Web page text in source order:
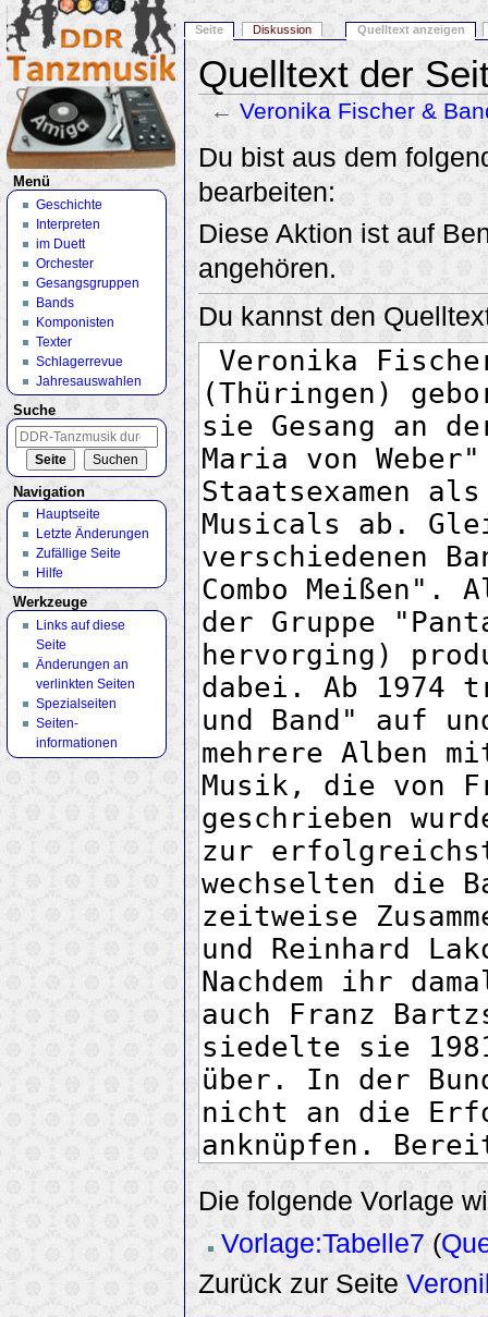
Quelltext der
← Veronika Fischer &
Wechseln zu: Navigation Suche
Du bist aus dem
bearbeiten:
Diese Aktion ist auf
angehören.
Du kannst den
Die folgende Vorlage
Vorlage:Tabelle7 (
Zurück zur Seite
Seite Diskussion Quelltext anzeigen
Menü
Geschichte
Interpreten
im Duett
Orchester
Gesangsgruppen
Bands
Komponisten
Texter
Schlagerrevue
Jahresauswahlen
Suche
Navigation
Hauptseite
Letzte Änderungen
Zufällige Seite
Hilfe
Werkzeuge
Links auf diese
Seite
Änderungen an
verlinkten Seiten
Spezialseiten
Seiten­
informationen